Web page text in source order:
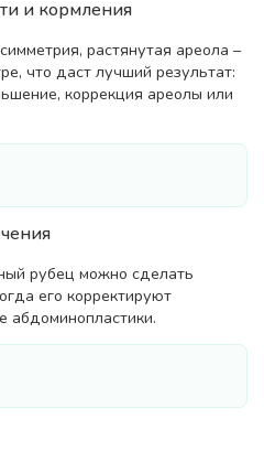
и кормления
растянутая ареола –
что даст лучший результат:
коррекция ареолы или
рубец можно сделать
его корректируют
абдоминопластики.